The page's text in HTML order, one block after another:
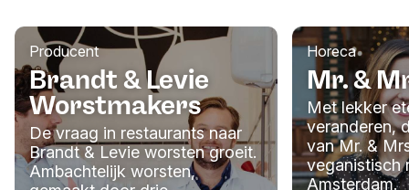
Brandt & Levie
Worstmakers
De vraag in restaurants naar
Brandt & Levie worsten groeit.
Ambachtelijk worsten,
Producent
Mr. &
Met lekker
veranderen,
van Mr. &
veganistisch
Amsterdam.
Horeca